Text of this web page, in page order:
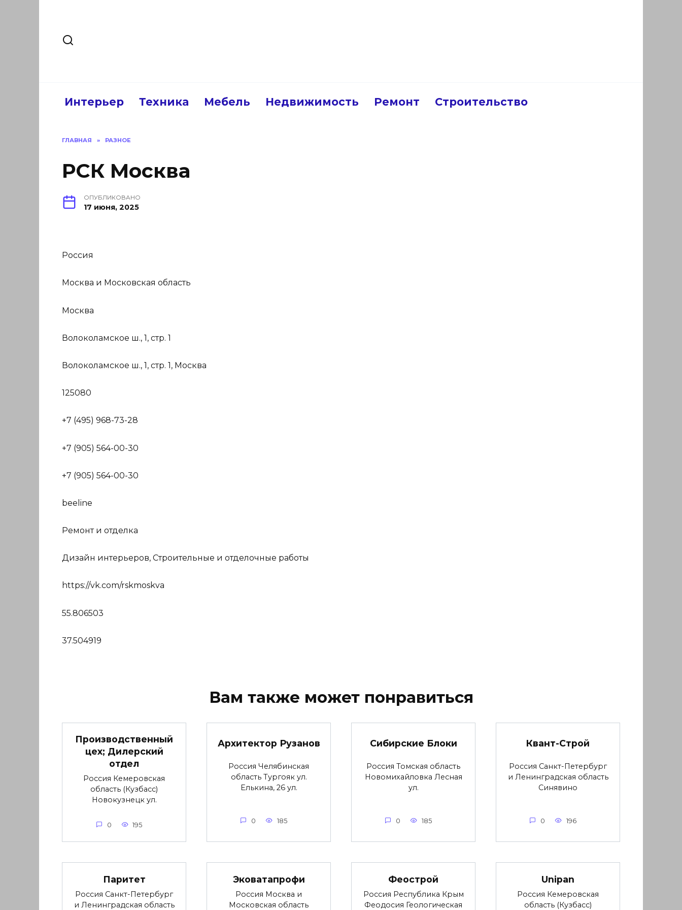
Интерьер Техника Мебель Недвижимость Ремонт Строительство
ГЛАВНАЯ » РАЗНОЕ
РСК Москва
ОПУБЛИКОВАНО
17 июня, 2025
Россия
Москва и Московская область
Москва
Волоколамское ш., 1, стр. 1
Волоколамское ш., 1, стр. 1, Москва
125080
+7 (495) 968-73-28
+7 (905) 564-00-30
+7 (905) 564-00-30
beeline
Ремонт и отделка
Дизайн интерьеров, Строительные и отделочные работы
https://vk.com/rskmoskva
55.806503
37.504919
Вам также может понравиться
Производственный
цех; Дилерский
отдел
Россия Кемеровская
область (Кузбасс)
Новокузнецк ул.
0 195
Архитектор Рузанов
Россия Челябинская
область Тургояк ул.
Елькина, 26 ул.
0 185
Сибирские Блоки
Россия Томская область
Новомихайловка Лесная
ул.
0 185
Квант-Строй
Россия Санкт-Петербург
и Ленинградская область
Синявино
0 196
Паритет
Россия Санкт-Петербург
и Ленинградская область
Эковатапрофи
Россия Москва и
Московская область
Феострой
Россия Республика Крым
Феодосия Геологическая
Unipan
Россия Кемеровская
область (Кузбасс)